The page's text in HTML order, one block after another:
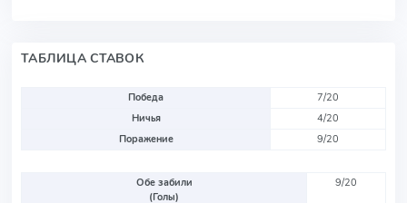
ТАБЛИЦА СТАВОК
Победа
7/20
Ничья
4/20
Поражение
9/20
Обе забили
(Голы)
9/20